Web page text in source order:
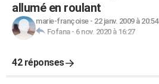
allumé en roulant
marie-françoise- 22 janv. 2009 à 20:54
Fofana- 6 nov. 2020 à 16:27
42 réponses